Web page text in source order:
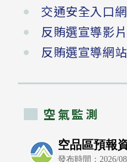
交通安全入口網
反賄選宣導影片
反賄選宣導網站
空氣監測